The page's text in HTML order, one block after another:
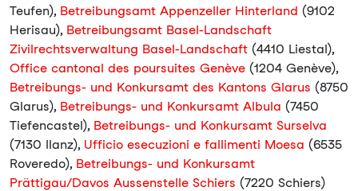
Teufen), Betreibungsamt Appenzeller Hinterland (9102
Herisau), Betreibungsamt Basel-Landschaft
Zivilrechtsverwaltung Basel-Landschaft (4410 Liestal),
Office cantonal des poursuites Genève (1204 Genève),
Betreibungs- und Konkursamt des Kantons Glarus (8750
Glarus), Betreibungs- und Konkursamt Albula (7450
Tiefencastel), Betreibungs- und Konkursamt Surselva
(7130 Ilanz), Ufficio esecuzioni e fallimenti Moesa (6535
Roveredo), Betreibungs- und Konkursamt
Prättigau/Davos Aussenstelle Schiers (7220 Schiers)